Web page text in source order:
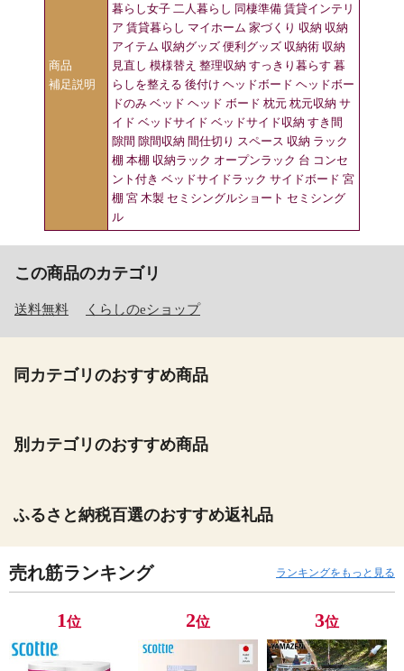
商品
補足説明
暮らし女子 二人暮らし 同棲準備 賃貸インテリ
ア 賃貸暮らし マイホーム 家づくり 収納 収納
アイテム 収納グッズ 便利グッズ 収納術 収納
見直し 模様替え 整理収納 すっきり暮らす 暮
らしを整える 後付け ヘッドボード ヘッドボー
ドのみ ベッド ヘッド ボード 枕元 枕元収納 サ
イド ベッドサイド ベッドサイド収納 すき間
隙間 隙間収納 間仕切り スペース 収納 ラック
棚 本棚 収納ラック オープンラック 台 コンセ
ント付き ベッドサイドラック サイドボード 宮
棚 宮 木製 セミシングルショート セミシング
ル
この商品のカテゴリ
送料無料 くらしのeショップ
同カテゴリのおすすめ商品
別カテゴリのおすすめ商品
ふるさと納税百選のおすすめ返礼品
売れ筋ランキング ランキングをもっと見る
1位 2位 3位